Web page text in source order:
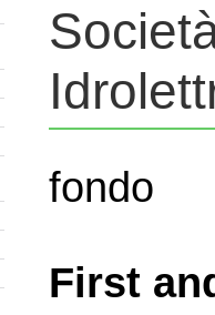
fondo
First